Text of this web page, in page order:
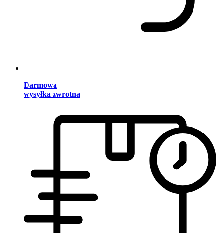
Darmowa
wysyłka zwrotna